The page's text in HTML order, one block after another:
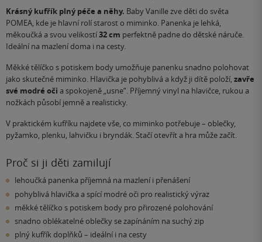
Krásný kufřík plný péče a něhy. Baby Vanille zve děti do světa
POMEA, kde je hlavní rolí starost o miminko. Panenka je lehká,
měkoučká a svou velikostí32 cm perfektně padne do dětské náruče.
Ideální na mazlení doma i na cesty.
Měkké tělíčko s potiskem body umožňuje panenku snadno polohovat
jako skutečné miminko. Hlavička je pohyblivá a když ji dítě položí, zavře
své modré oči a spokojeně „usne“. Příjemný vinyl na hlavičce, rukou a
nožkách působí jemně a realisticky.
V praktickém kufříku najdete vše, co miminko potřebuje – oblečky,
pyžamko, plenku, lahvičku i bryndák. Stačí otevřít a hra může začít.
Proč si ji děti zamilují
lehoučká panenka příjemná na mazlení i přenášení
pohyblivá hlavička a spící modré oči pro realistický výraz
měkké tělíčko s potiskem body pro přirozené polohování
snadno oblékatelné oblečky se zapínáním na suchý zip
plný kufřík doplňků – ideální i na cesty